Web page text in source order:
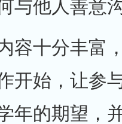
与他人善意
容十分丰富
开始，让参
年的期望，